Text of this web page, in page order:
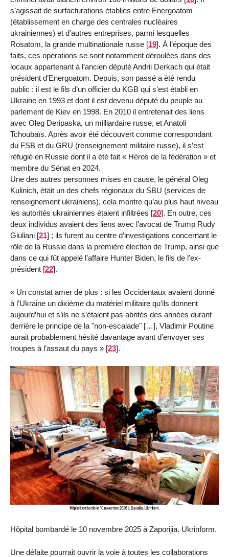
s’agissait de surfacturations établies entre Energoatom
(établissement en charge des centrales nucléaires
ukrainiennes) et d’autres entreprises, parmi lesquelles
Rosatom, la grande multinationale russe [19]. À l’époque des
faits, ces opérations se sont notamment déroulées dans des
locaux appartenant à l’ancien député Andrii Derkach qui était
président d’Energoatom. Depuis, son passé a été rendu
public : il est le fils d’un officier du KGB qui s’est établi en
Ukraine en 1993 et dont il est devenu député du peuple au
parlement de Kiev en 1998. En 2010 il entretenait des liens
avec Oleg Deripaska, un milliardaire russe, et Anatoli
Tchoubaïs. Après avoir été découvert comme correspondant
du FSB et du GRU (renseignement militaire russe), il s’est
réfugié en Russie dont il a été fait « Héros de la fédération » et
membre du Sénat en 2024.
Une des autres personnes mises en cause, le général Oleg
Kulinich, était un des chefs régionaux du SBU (services de
renseignement ukrainiens), cela montre qu’au plus haut niveau
les autorités ukrainiennes étaient infiltrées [20]. En outre, ces
deux individus avaient des liens avec l’avocat de Trump Rudy
Giuliani [21] ; ils furent au centre d’investigations concernant le
rôle de la Russie dans la première élection de Trump, ainsi que
dans ce qui fût appelé l’affaire Hunter Biden, le fils de l’ex-
président [22].
« Un constat amer de plus : si les Occidentaux avaient donné
à l’Ukraine un dixième du matériel militaire qu’ils donnent
aujourd’hui et s’ils ne s’étaient pas abrités des années durant
derrière le principe de la "non-escalade" […], Vladimir Poutine
aurait probablement hésité davantage avant d’envoyer ses
troupes à l’assaut du pays » [23].
Hôpital bombardé le 10 novembre 2025 à Zaporijia. Ukrinform.
Une défaite pourrait ouvrir la voie à toutes les collaborations